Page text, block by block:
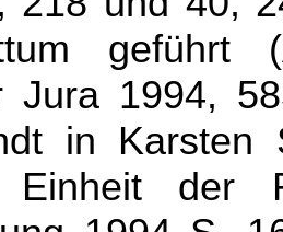
geführt
Jura 1994,
in Karsten
der